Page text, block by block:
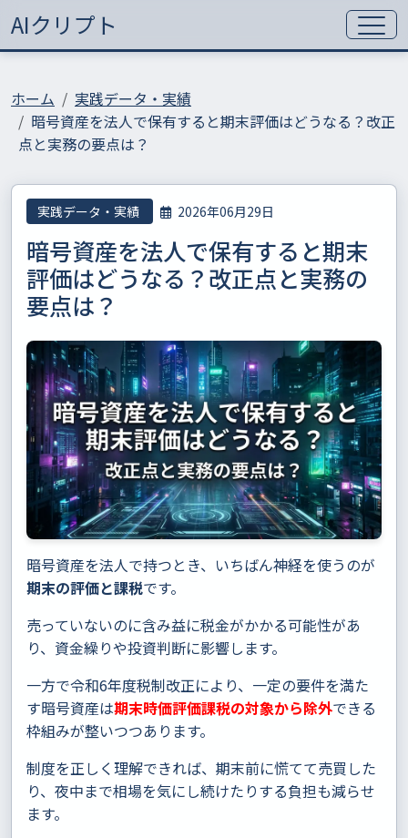
AIクリプト
ホーム
実践データ・実績
暗号資産を法人で保有すると期末評価はどうなる？改正
点と実務の要点は？
実践データ・実績 2026年06月29日
暗号資産を法人で保有すると期末
評価はどうなる？改正点と実務の
要点は？
暗号資産を法人で持つとき、いちばん神経を使うのが
期末の評価と課税です。
売っていないのに含み益に税金がかかる可能性があ
り、資金繰りや投資判断に影響します。
一方で令和6年度税制改正により、一定の要件を満た
す暗号資産は期末時価評価課税の対象から除外できる
枠組みが整いつつあります。
制度を正しく理解できれば、期末前に慌てて売買した
り、夜中まで相場を気にし続けたりする負担も減らせ
ます。